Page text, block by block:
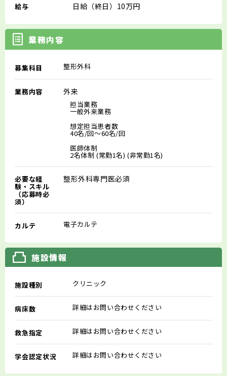
給与 日給（終日）10万円
業務内容
募集科目 整形外科
業務内容 外来
担当業務
一般外来業務
想定担当患者数
40名/回～60名/回
医師体制
2名体制 (常勤1名) (非常勤1名)
必要な経
験・スキル
（応募時必
須）
整形外科専門医必須
カルテ 電子カルテ
施設情報
施設種別 クリニック
病床数 詳細はお問い合わせください
救急指定 詳細はお問い合わせください
学会認定状況 詳細はお問い合わせください